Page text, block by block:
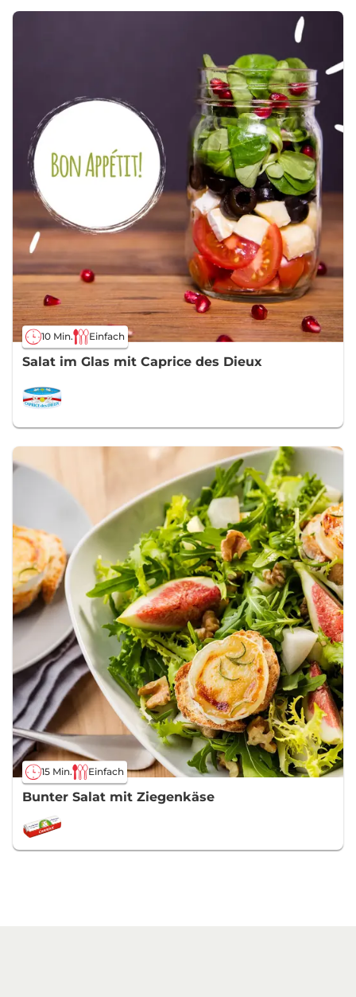
10 Min. Einfach
Salat im Glas mit Caprice des Dieux
15 Min. Einfach
Bunter Salat mit Ziegenkäse